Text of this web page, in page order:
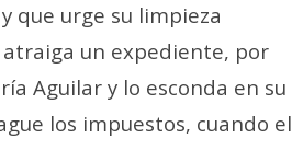
que urge su limpieza
un expediente, por
Aguilar y lo esconda en su
los impuestos, cuando el